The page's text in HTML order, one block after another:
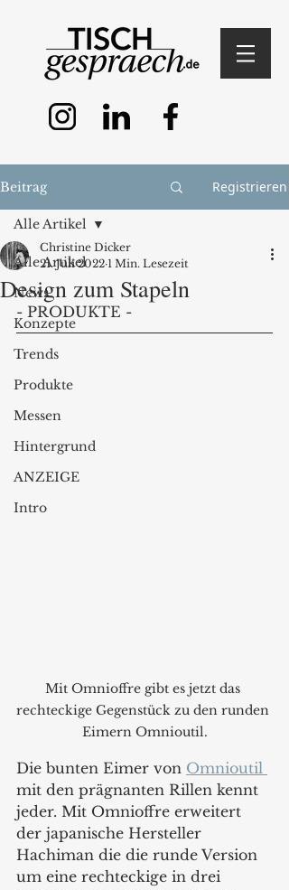
Beitrag Registrieren
Alle Artikel
News
Konzepte
Trends
Produkte
Messen
Hintergrund
ANZEIGE
Intro
Alle Artikel
Design zum Stapeln
Christine Dicker
21. Juli 2022 1 Min. Lesezeit
- PRODUKTE -
Mit Omnioffre gibt es jetzt das
rechteckige Gegenstück zu den runden
Eimern Omnioutil.
Die bunten Eimer von Omnioutil
mit den prägnanten Rillen kennt
jeder. Mit Omnioffre erweitert
der japanische Hersteller
Hachiman die die runde Version
um eine rechteckige in drei